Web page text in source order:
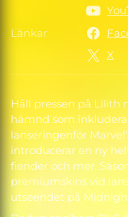
Håll pressen på Lilith
hämnd som
lanseringenför
introducerar en ny
fiender och mer.
premiumskins vid
utseendet på
Länkar Länkar
X